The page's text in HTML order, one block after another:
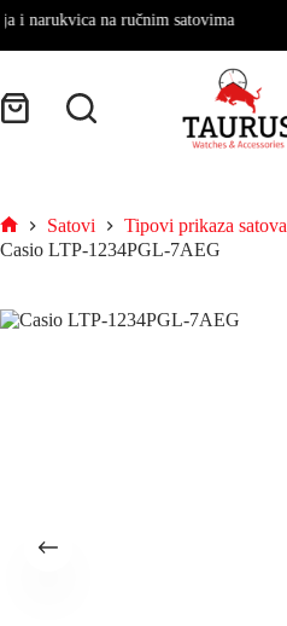
na ručnim satovima
Satovi Tipovi prikaza satova
Casio LTP-1234PGL-7AEG